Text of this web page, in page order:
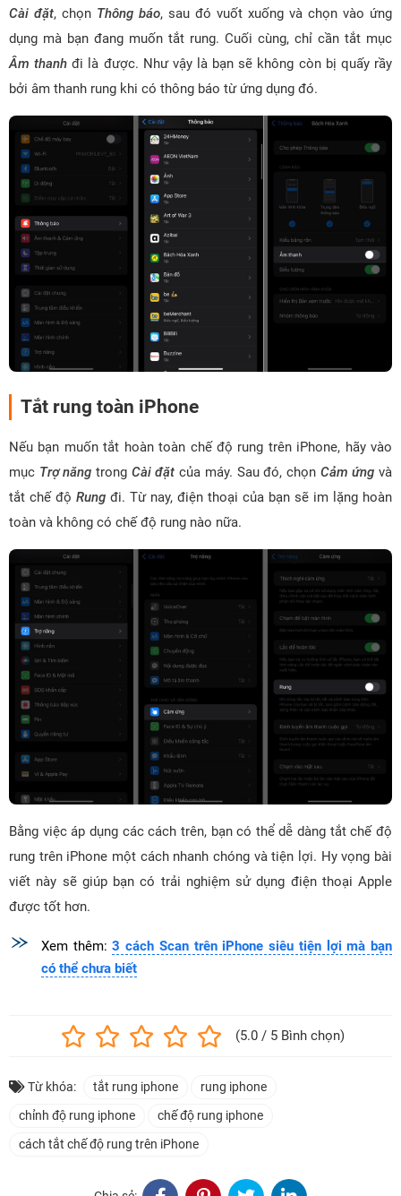
Cài đặt, chọn Thông báo, sau đó vuốt xuống và chọn vào ứng
dụng mà bạn đang muốn tắt rung. Cuối cùng, chỉ cần tắt mục
Âm thanh đi là được. Như vậy là bạn sẽ không còn bị quấy rầy
bởi âm thanh rung khi có thông báo từ ứng dụng đó.
Tắt rung toàn iPhone
Nếu bạn muốn tắt hoàn toàn chế độ rung trên iPhone, hãy vào
mục Trợ năng trong Cài đặt của máy. Sau đó, chọn Cảm ứng và
tắt chế độ Rung đi. Từ nay, điện thoại của bạn sẽ im lặng hoàn
toàn và không có chế độ rung nào nữa.
Bằng việc áp dụng các cách trên, bạn có thể dễ dàng tắt chế độ
rung trên iPhone một cách nhanh chóng và tiện lợi. Hy vọng bài
viết này sẽ giúp bạn có trải nghiệm sử dụng điện thoại Apple
được tốt hơn.
Xem thêm:3 cách Scan trên iPhone siêu tiện lợi mà bạn
có thể chưa biết
(5.0 / 5 Bình chọn)
Từ khóa: tắt rung iphone
rung iphone
chỉnh độ rung iphone
chế độ rung iphone
cách tắt chế độ rung trên iPhone